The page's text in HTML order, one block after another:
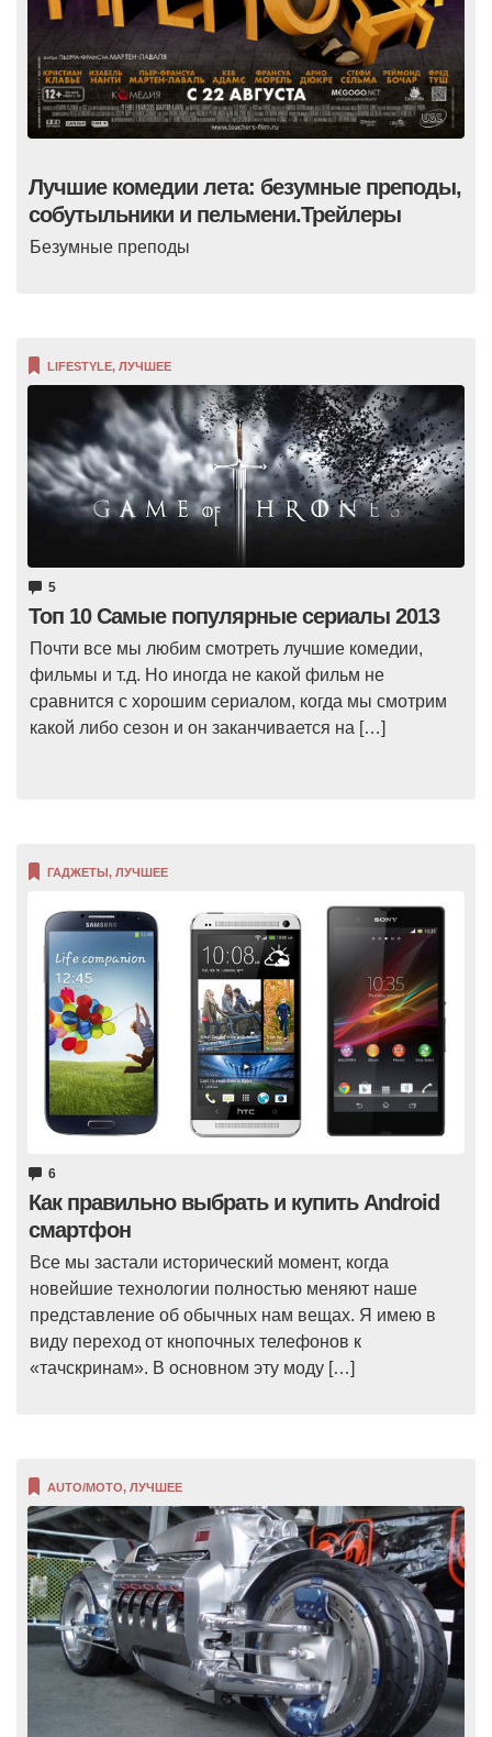
Лучшие комедии лета: безумные преподы,
собутыльники и пельмени.Трейлеры
Безумные преподы
LIFESTYLE, ЛУЧШЕЕ
5
Топ 10 Самые популярные сериалы 2013
Почти все мы любим смотреть лучшие комедии,
фильмы и т.д. Но иногда не какой фильм не
сравнится с хорошим сериалом, когда мы смотрим
какой либо сезон и он заканчивается на […]
ГАДЖЕТЫ, ЛУЧШЕЕ
6
Как правильно выбрать и купить Android
смартфон
Все мы застали исторический момент, когда
новейшие технологии полностью меняют наше
представление об обычных нам вещах. Я имею в
виду переход от кнопочных телефонов к
«тачскринам». В основном эту моду […]
AUTO/MOTO, ЛУЧШЕЕ